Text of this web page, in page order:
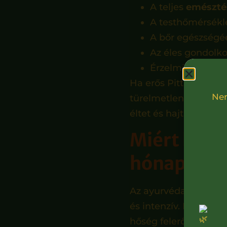
A teljes
A
A bőr
Az éles
Érzelmi szinten
Ha erős Pitta
türelmetlen alkat
éltet és hajt előre,
Miért
Az ayurvéda
és intenzív. Ha a
hőség felerősíti azt,